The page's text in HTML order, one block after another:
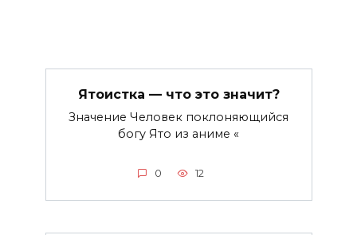
Ятоистка — что это значит?
Значение Человек поклоняющийся
богу Ято из аниме «
0 12